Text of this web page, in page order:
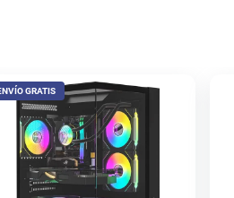
GRATIS